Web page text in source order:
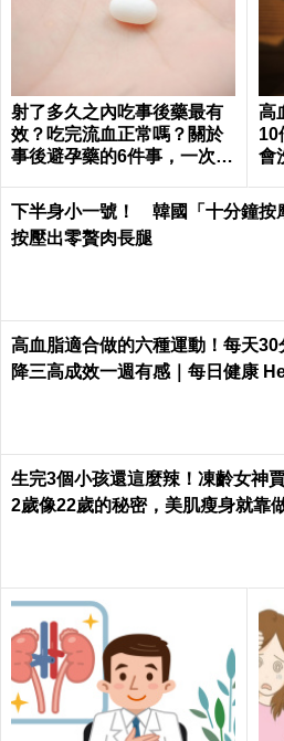
射了多久之內吃事後藥最有
效？吃完流血正常嗎？關於
事後避孕藥的6件事，一次報
高
10
會
下半身小一號！ 韓國「十分鐘按
按壓出零贅肉長腿
高血脂適合做的六種運動！每天30
降三高成效一週有感｜每日健康
生完3個小孩還這麼辣！凍齡女神
2歲像22歲的秘密，美肌瘦身就靠